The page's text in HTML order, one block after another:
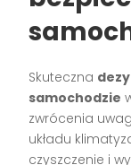
Skuteczna
samochodzie
zwrócenia
układu
czyszczenie i